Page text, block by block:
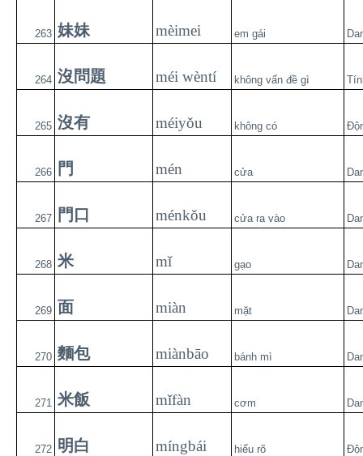
263 妹妹 mèimei em gái
264 沒問題 méi wèntí không vấn đề gì
265 沒有 méiyǒu không có
266 門 mén cửa
267 門口 ménkǒu cửa ra vào
268 米 mǐ gạo
269 面 miàn mặt
270 麵包 miànbāo bánh mì
271 米飯 mǐfàn cơm
272 明白 míngbái hiểu rõ